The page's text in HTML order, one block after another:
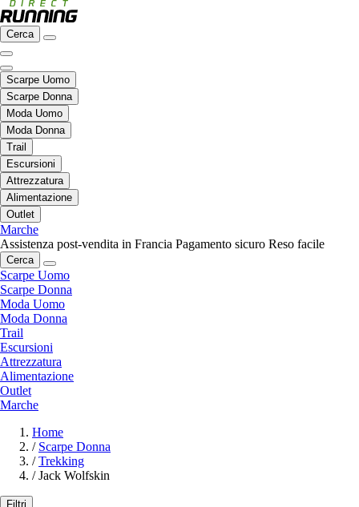
Cerca
Scarpe Uomo
Scarpe Donna
Moda Uomo
Moda Donna
Trail
Escursioni
Attrezzatura
Alimentazione
Outlet
Marche
Assistenza post-vendita in Francia Pagamento sicuro Reso facile
Cerca
Scarpe Uomo
Scarpe Donna
Moda Uomo
Moda Donna
Trail
Escursioni
Attrezzatura
Alimentazione
Outlet
Marche
Home
/ Scarpe Donna
/ Trekking
/ Jack Wolfskin
Filtri